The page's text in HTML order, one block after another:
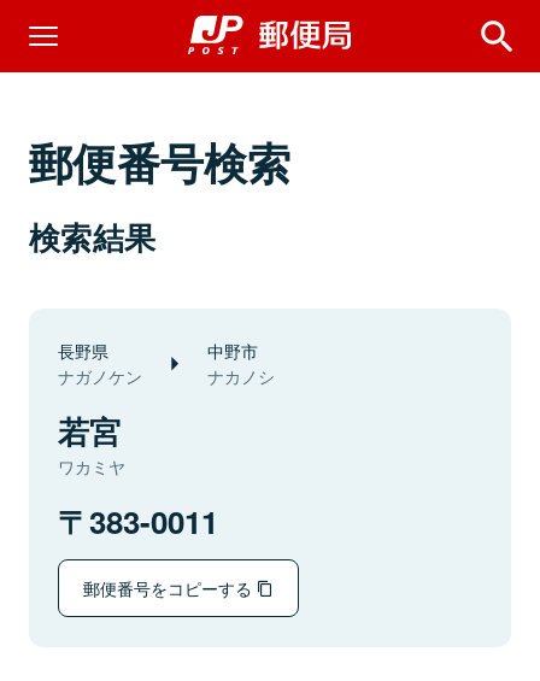
郵便番号検索
検索結果
長野県
ナガノケン
中野市
ナカノシ
若宮
ワカミヤ
383-0011
郵便番号をコピーする